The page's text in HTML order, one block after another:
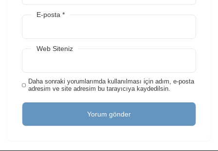
E-posta *
Web Siteniz
Daha sonraki yorumlarımda kullanılması için adım, e-posta
adresim ve site adresim bu tarayıcıya kaydedilsin.